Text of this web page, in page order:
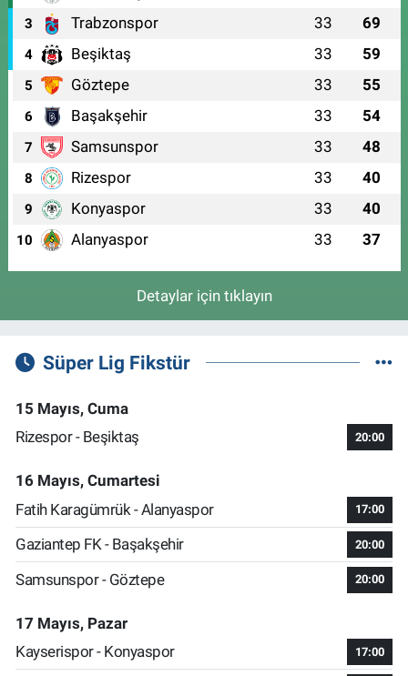
3 Trabzonspor 33 69
4 Beşiktaş 33 59
5 Göztepe 33 55
6 Başakşehir 33 54
7 Samsunspor 33 48
8 Rizespor 33 40
9 Konyaspor 33 40
10 Alanyaspor 33 37
Detaylar için tıklayın
Süper Lig Fikstür
15 Mayıs, Cuma
Rizespor - Beşiktaş
20:00
16 Mayıs, Cumartesi
Fatih Karagümrük - Alanyaspor
17:00
Gaziantep FK - Başakşehir 20:00
Samsunspor - Göztepe 20:00
17 Mayıs, Pazar
Kayserispor - Konyaspor
17:00